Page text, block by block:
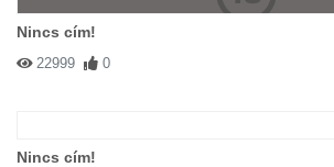
Nincs cím!
22999 0
Nincs cím!